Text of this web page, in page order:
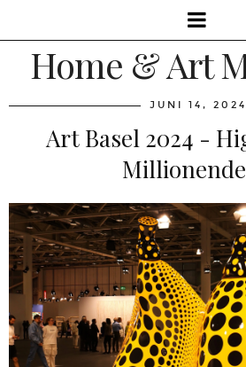
Home & Art
JUNI 14, 2024
Art Basel 2024 -